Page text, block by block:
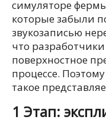
симуляторе
которые забыли
звукозаписью
что
поверхностное
процессе.
такое
1 Этап: